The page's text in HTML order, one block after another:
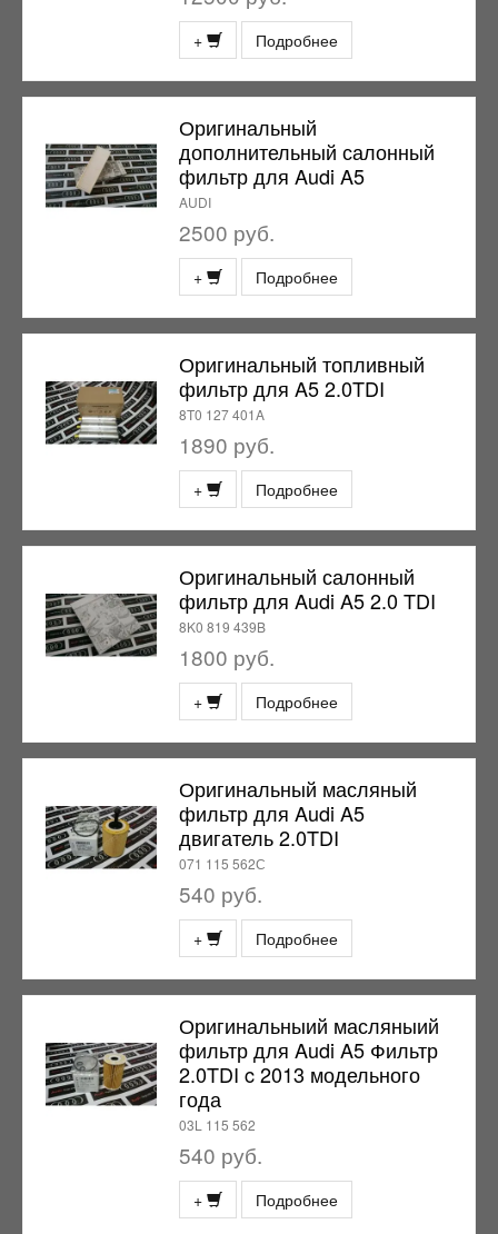
+ Подробнее
Оригинальный
дополнительный салонный
фильтр для Audi A5
AUDI
2500 руб.
+ Подробнее
Оригинальный топливный
фильтр для A5 2.0TDI
8T0 127 401A
1890 руб.
+ Подробнее
Оригинальный салонный
фильтр для Audi A5 2.0 TDI
8K0 819 439B
1800 руб.
+ Подробнее
Оригинальный масляный
фильтр для Audi A5
двигатель 2.0TDI
071 115 562С
540 руб.
+ Подробнее
Оригинальныий масляныий
фильтр для Audi A5 Фильтр
2.0TDI c 2013 модельного
года
03L 115 562
540 руб.
+ Подробнее